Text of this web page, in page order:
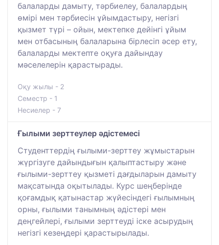
балаларды дамыту, тәрбиелеу, балалардың
өмірі мен тәрбиесін ұйымдастыру, негізгі
қызмет түрі – ойын, мектепке дейінгі ұйым
мен отбасының балаларына бірлесіп әсер ету,
балаларды мектепте оқуға дайындау
мәселелерін қарастырады.
Оқу жылы - 2
Семестр - 1
Несиелер - 7
Ғылыми зерттеулер әдістемесі
Студенттердің ғылыми-зерттеу жұмыстарын
жүргізуге дайындығын қалыптастыру және
ғылыми-зерттеу қызметі дағдыларын дамыту
мақсатында оқытылады. Курс шеңберінде
қоғамдық қатынастар жүйесіндегі ғылымның
орны, ғылыми танымның әдістері мен
деңгейлері, ғылыми зерттеуді іске асырудың
негізгі кезеңдері қарастырылады.